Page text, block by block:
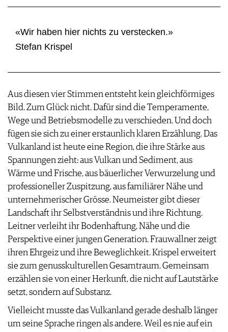
«Wir haben hier nichts zu verstecken.»
Stefan Krispel
Aus diesen vier Stimmen entsteht kein gleichförmiges
Bild. Zum Glück nicht. Dafür sind die Temperamente,
Wege und Betriebsmodelle zu verschieden. Und doch
fügen sie sich zu einer erstaunlich klaren Erzählung. Das
Vulkanland ist heute eine Region, die ihre Stärke aus
Spannungen zieht: aus Vulkan und Sediment, aus
Wärme und Frische, aus bäuerlicher Verwurzelung und
professioneller Zuspitzung, aus familiärer Nähe und
unternehmerischer Grösse. Neumeister gibt dieser
Landschaft ihr Selbstverständnis und ihre Richtung.
Leitner verleiht ihr Bodenhaftung, Nähe und die
Perspektive einer jungen Generation. Frauwallner zeigt
ihren Ehrgeiz und ihre Beweglichkeit. Krispel erweitert
sie zum genusskulturellen Gesamtraum. Gemeinsam
erzählen sie von einer Herkunft, die nicht auf Lautstärke
setzt, sondern auf Substanz.
Vielleicht musste das Vulkanland gerade deshalb länger
um seine Sprache ringen als andere. Weil es nie auf ein